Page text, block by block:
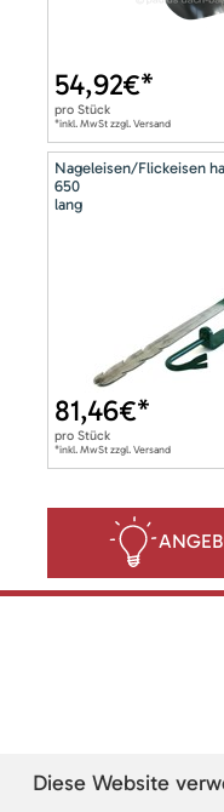
54,92€*
pro Stück
*inkl. MwSt zzgl. Versand
Nageleisen/Flickeisen
650
lang
81,46€*
pro Stück
*inkl. MwSt zzgl. Versand
Diese Website